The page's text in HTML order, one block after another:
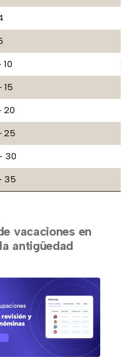
20
10 22
15 24
20
25 28
30
35
vacaciones en
antigüedad